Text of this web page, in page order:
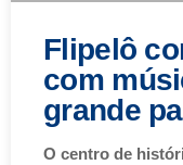
Flipelô
com
grande
O centro de